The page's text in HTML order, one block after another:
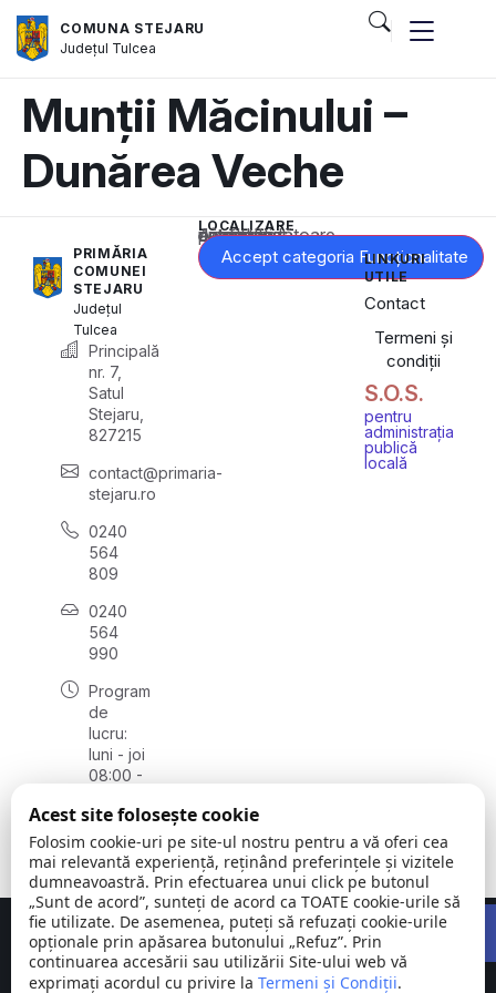
COMUNA STEJARU
Județul Tulcea
Munții Măcinului –
Dunărea Veche
PRIMĂRIA
COMUNEI
STEJARU
Județul
Tulcea
Principală
nr. 7,
Satul
Stejaru,
827215
contact@primaria-
stejaru.ro
0240
564
809
0240
564
990
Program
de
lucru:
luni - joi
08:00 -
vineri
08:00 -
14:00
LOCALIZARE
Acest conținut este blocat până când acceptați categoria corespunzătoare de cookie-uri.
Accept categoria Funcționalitate
LINKURI
UTILE
Contact
Termeni și
condiții
S.O.S.
pentru
administrația
publică
locală
Comuna © Toate
Concept realizat deBig Media Relații Publice SRL
Acest site folosește cookie
Folosim cookie-uri pe site-ul nostru pentru a vă oferi cea
mai relevantă experiență, reținând preferințele și vizitele
dumneavoastră. Prin efectuarea unui click pe butonul
„Sunt de acord”, sunteți de acord ca TOATE cookie-urile să
fie utilizate. De asemenea, puteți să refuzați cookie-urile
opționale prin apăsarea butonului „Refuz”. Prin
continuarea accesării sau utilizării Site-ului web vă
exprimați acordul cu privire la Termeni și Condiții.